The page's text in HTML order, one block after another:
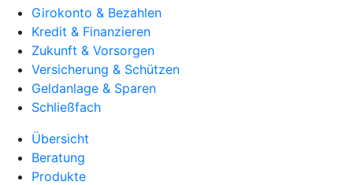
Girokonto & Bezahlen
Kredit & Finanzieren
Zukunft & Vorsorgen
Versicherung & Schützen
Geldanlage & Sparen
Schließfach
Übersicht
Beratung
Produkte